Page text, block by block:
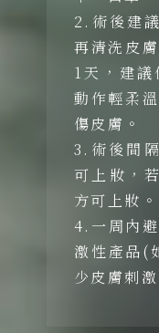
2.術後建
再清洗皮
1天，建議
動作輕柔
傷皮膚。
3.術後間
可上妝，
方可上妝。
4.一周內
激性產品(
少皮膚刺激